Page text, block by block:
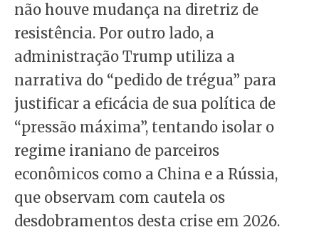
não houve mudança na diretriz de
resistência. Por outro lado, a
administração Trump utiliza a
narrativa do “pedido de trégua” para
justificar a eficácia de sua política de
“pressão máxima”, tentando isolar o
regime iraniano de parceiros
econômicos como a China e a Rússia,
que observam com cautela os
desdobramentos desta crise em 2026.